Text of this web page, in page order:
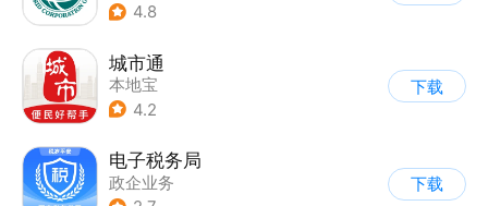
4.8
城市通
本地宝
4.2
下载
电子税务局
政企业务
下载